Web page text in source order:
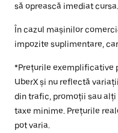
să oprească imediat cursa.
În cazul mașinilor
impozite suplimentare,
*Prețurile exemplificative
UberX și nu reflectă
din trafic, promoții sau
taxe minime. Prețurile
pot varia.